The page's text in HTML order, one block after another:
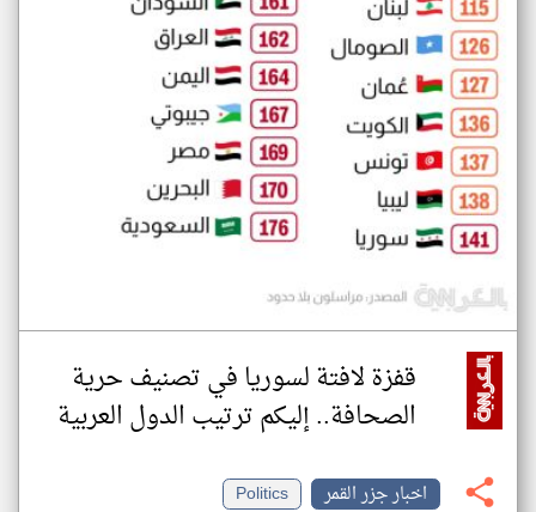
قفزة لافتة لسوريا في تصنيف حرية
الصحافة.. إليكم ترتيب الدول العربية
اخبار جزر القمر
Politics